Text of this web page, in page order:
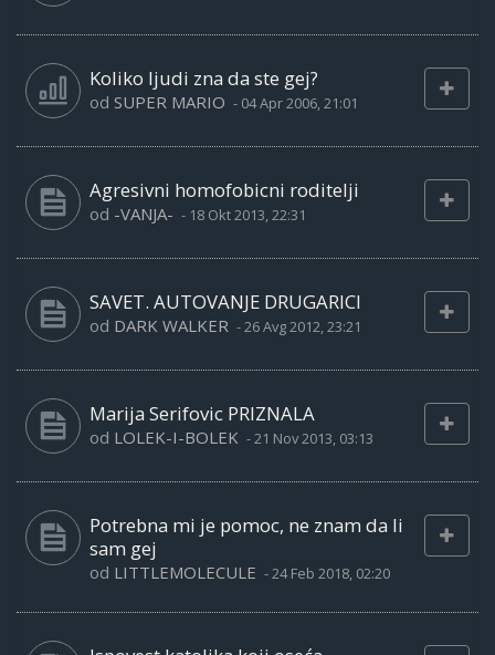
Koliko ljudi zna da ste gej?
od SUPER MARIO - 04 Apr 2006, 21:01
Agresivni homofobicni roditelji
od -VANJA- - 18 Okt 2013, 22:31
SAVET. AUTOVANJE DRUGARICI
od DARK WALKER -26 Avg 2012, 23:21
Marija Serifovic PRIZNALA
od LOLEK-I-BOLEK -21 Nov 2013, 03:13
Potrebna mi je pomoc, ne znam da li
sam gej
od LITTLEMOLECULE -24 Feb 2018, 02:20